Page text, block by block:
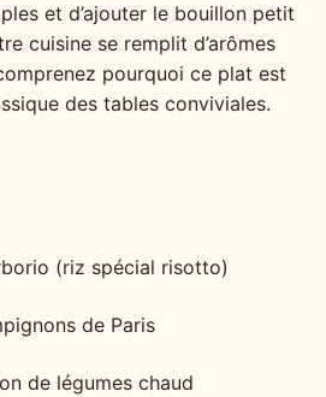
et d’ajouter le bouillon petit
cuisine se remplit d’arômes
pourquoi ce plat est
des tables conviviales.
(riz spécial risotto)
de Paris
de légumes chaud